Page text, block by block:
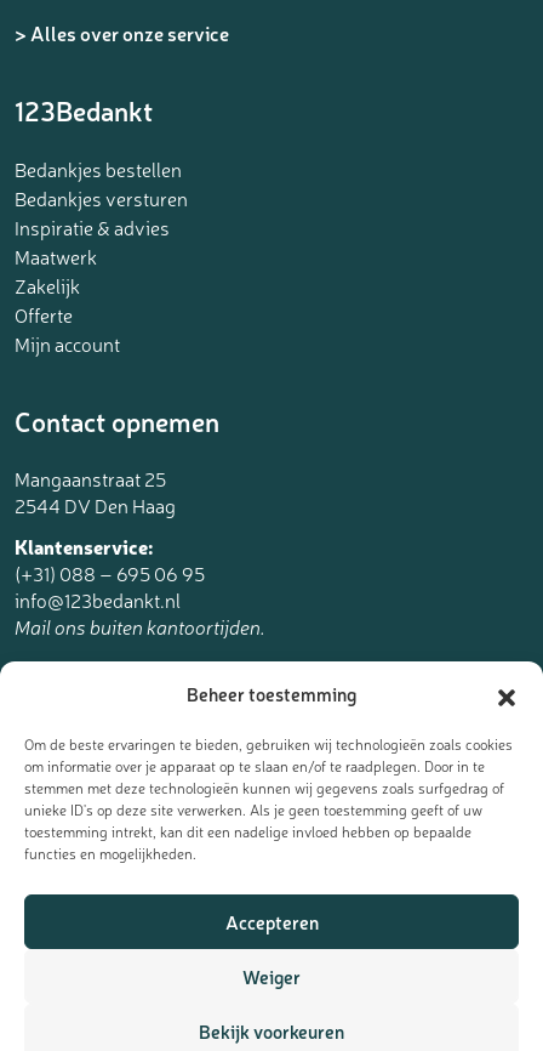
Beheer toestemming
Om de beste ervaringen te bieden, gebruiken wij technologieën zoals cookies
om informatie over je apparaat op te slaan en/of te raadplegen. Door in te
stemmen met deze technologieën kunnen wij gegevens zoals surfgedrag of
unieke ID's op deze site verwerken. Als je geen toestemming geeft of uw
toestemming intrekt, kan dit een nadelige invloed hebben op bepaalde
functies en mogelijkheden.
Accepteren
Weiger
Bekijk voorkeuren
> Alles over onze service
123Bedankt
Bedankjes bestellen
Bedankjes versturen
Inspiratie & advies
Maatwerk
Zakelijk
Offerte
Mijn account
Contact opnemen
Mangaanstraat 25
2544 DV Den Haag
Klantenservice:
(+31) 088 – 695 06 95
info@123bedankt.nl
Mail ons buiten kantoortijden.
123bedankt.nl is een onderdeel van
Meld je aan voor de nieuwsbrief
Ontvang de laatste updates, nieuws en aanbiedingen als eerst